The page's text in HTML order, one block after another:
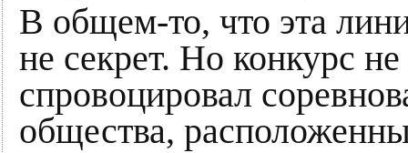
В общем-то, что эта
не секрет. Но конкурс
спровоцировал
общества,